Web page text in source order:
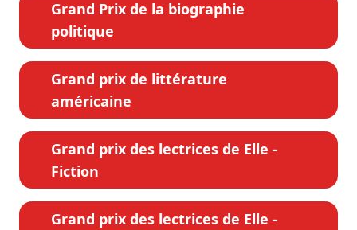
Grand Prix de la biographie
politique
Grand prix de littérature
américaine
Grand prix des lectrices de Elle -
Fiction
Grand prix des lectrices de Elle -